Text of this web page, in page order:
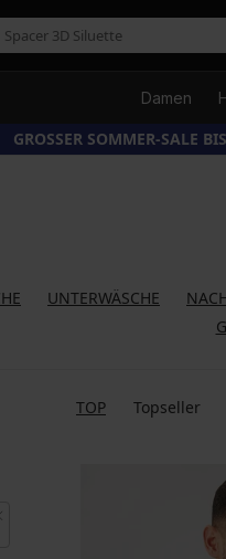
Damen
GROSSER SOMMER-SALE
UNTERWÄSCHE
TOP Topseller